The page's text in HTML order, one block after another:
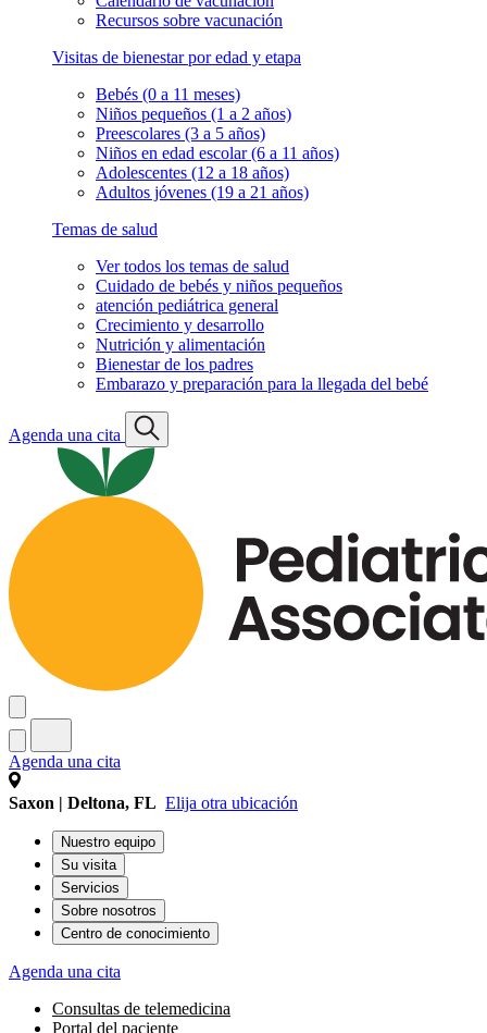
Recursos sobre vacunación
Visitas de bienestar por edad y etapa
Bebés (0 a 11 meses)
Niños pequeños (1 a 2 años)
Preescolares (3 a 5 años)
Niños en edad escolar (6 a 11 años)
Adolescentes (12 a 18 años)
Adultos jóvenes (19 a 21 años)
Temas de salud
Ver todos los temas de salud
Cuidado de bebés y niños pequeños
atención pediátrica general
Crecimiento y desarrollo
Nutrición y alimentación
Bienestar de los padres
Embarazo y preparación para la llegada del bebé
Agenda una cita
Agenda una cita
Saxon | Deltona, FL Elija otra ubicación
Nuestro equipo
Su visita
Servicios
Sobre nosotros
Centro de conocimiento
Agenda una cita
Consultas de telemedicina
Portal del paciente